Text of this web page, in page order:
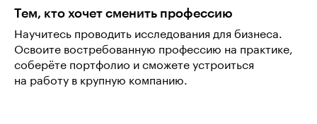
Тем, кто хочет сменить профессию
Научитесь проводить исследования для бизнеса.
Освоите востребованную профессию на практике,
соберёте портфолио и сможете устроиться
на работу в крупную компанию.